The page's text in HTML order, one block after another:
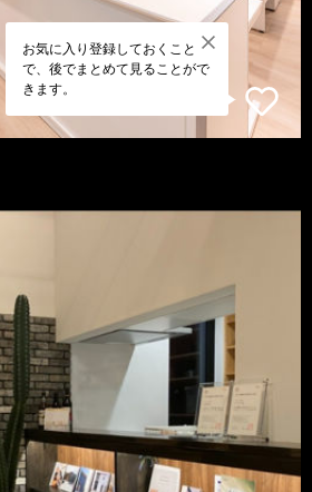
お気に入り登録しておくこと
で、後でまとめて見ることがで
きます。